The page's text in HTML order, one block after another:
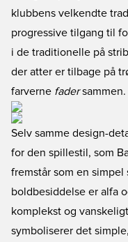
klubbens velkendte
progressive tilgang til
i de traditionelle på
der atter er tilbage på
farverne fadersammen.
Selv samme design-
for den spillestil, som
fremstår som en
boldbesiddelse er alfa
komplekst og
symboliserer det